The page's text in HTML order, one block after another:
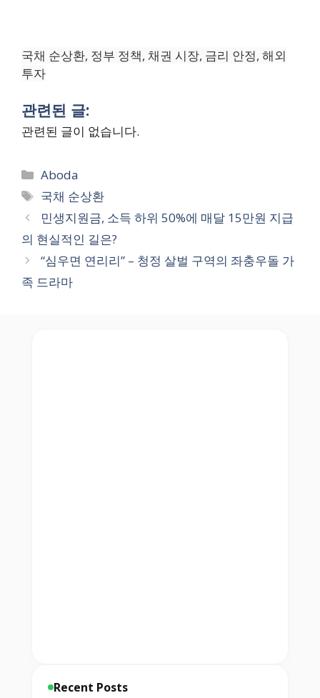
국채 순상환, 정부 정책, 채권 시장, 금리 안정, 해외
투자
관련된 글:
관련된 글이 없습니다.
Categories
Aboda
Tags
국채 순상환
민생지원금, 소득 하위 50%에 매달 15만원 지급
의 현실적인 길은?
“심우면 연리리” – 청정 살벌 구역의 좌충우돌 가
족 드라마
Recent Posts